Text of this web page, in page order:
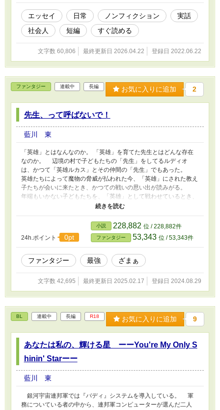
エッセイ 日常 ノンフィクション
実話
社会人
短編 すぐ読める
文字数 60,806 最終更新日 2026.04.22 登録日 2022.06.22
ファンタジー 連載中 長編 お気に入りに追加 2
先生、って呼ばないで！
藍川 東
「英雄」とはなんなのか。 「英雄」を育てた先生とはどんな存在
なのか。 辺境の村で子どもたちの「先生」をしてるルディオ
は、かつて「英雄ルカス」とその仲間の「先生」でもあった。
英雄たちによって魔物の脅威が払われた今、「英雄」にされた教え
子たちが会いに来たとき、かつての戦いの思い出が読みがる。
年端もいかない子どもたちを、「英雄」として戦わせているとき、
大人たちは何をしていたのか。 「英雄」と讃え奉ることは体の
良い「生贄」ではないのかーーー 「英雄」の子どもたちと、そ
れを取り巻く様々な思惑を持った大人。 その一員であることを
自覚しながら、大人として、「先生」として、ちょっとはマシなこ
とをしていこうとする自称「平凡な先生」主人公ルディオの話。
24h.ポイント 0pt
小説 228,882 位 / 228,882件
ファンタジー 53,343 位 / 53,343件
ファンタジー 最強 ざまぁ
文字数 42,695 最終更新日 2025.02.17 登録日 2024.08.29
BL 連載中 長編 R18 お気に入りに追加 9
あなたは私の、輝ける星 ーーYou're My Only S
hinin' Starーー
藍川 東
銀河宇宙連邦軍では『バディ』システムを導入している。 軍
務についている者の中から、連邦軍コンピューターが選んだ二人